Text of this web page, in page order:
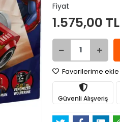
Fiyat
1.575,00 TL
Favorilerime ekle
Güvenli Alışveriş